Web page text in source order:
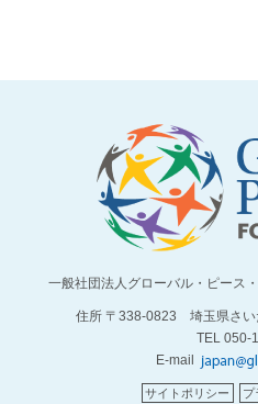
一般社団法人グローバル・ピース
住所 〒338-0823 埼玉県さい
TEL 050-
E-mail
サイトポリシー
プ